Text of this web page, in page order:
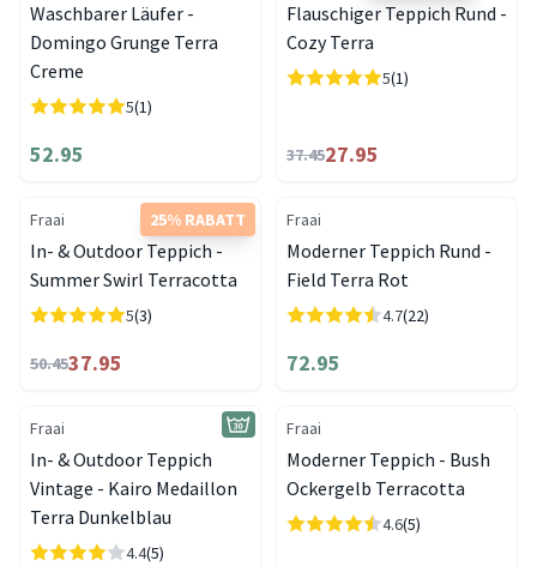
Waschbarer Läufer -
Domingo Grunge Terra
Creme
5(1)
52.95
Flauschiger Teppich Rund -
Cozy Terra
5(1)
37.4527.95
25% RABATT
Fraai
In- & Outdoor Teppich -
Summer Swirl Terracotta
5(3)
50.4537.95
Fraai
Moderner Teppich Rund -
Field Terra Rot
4.7(22)
72.95
Fraai
In- & Outdoor Teppich
Vintage - Kairo Medaillon
Terra Dunkelblau
4.4(5)
Fraai
Moderner Teppich - Bush
Ockergelb Terracotta
4.6(5)